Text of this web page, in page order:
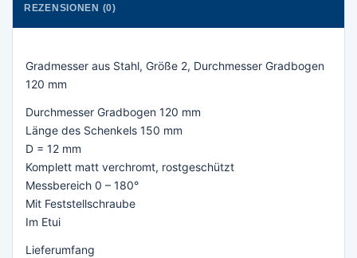
REZENSIONEN (0)
Gradmesser aus Stahl, Größe 2, Durchmesser Gradbogen
120 mm
Durchmesser Gradbogen 120 mm
Länge des Schenkels 150 mm
D = 12 mm
Komplett matt verchromt, rostgeschützt
Messbereich 0 – 180°
Mit Feststellschraube
Im Etui
Lieferumfang